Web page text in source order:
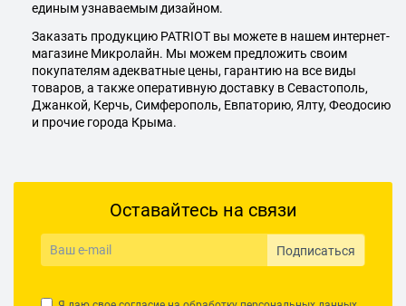
единым узнаваемым дизайном.
Заказать продукцию PATRIOT вы можете в нашем интернет-
магазине Микролайн. Мы можем предложить своим
покупателям адекватные цены, гарантию на все виды
товаров, а также оперативную доставку в Севастополь,
Джанкой, Керчь, Симферополь, Евпаторию, Ялту, Феодосию
и прочие города Крыма.
Оставайтесь на связи
Подписаться